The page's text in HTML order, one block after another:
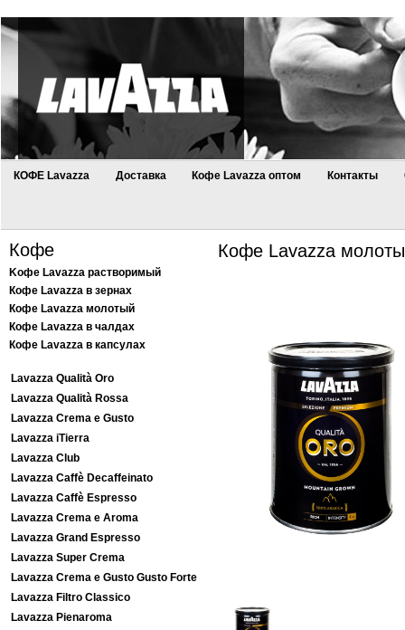
КОФЕ Lavazza Доставка Кофе Lavazza оптом Контакты
Кофе
Kофе Lavazza растворимый
Кофе Lavazza в зернах
Кофе Lavazza молотый
Кофе Lavazza в чалдах
Кофе Lavazza в капсулах
Lavazza Qualità Oro
Lavazza Qualità Rossa
Lavazza Crema e Gusto
Lavazza iTierra
Lavazza Club
Lavazza Caffè Decaffeinato
Lavazza Caffè Espresso
Lavazza Crema e Aroma
Lavazza Grand Espresso
Lavazza Super Crema
Lavazza Crema e Gusto Gusto Forte
Lavazza Filtro Classico
Lavazza Pienaroma
Кофе Lavazza